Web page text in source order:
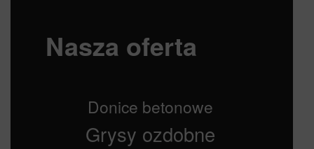
Nasza oferta
Donice betonowe
Grysy ozdobne